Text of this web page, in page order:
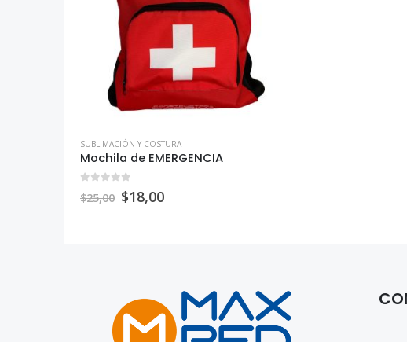
SUBLIMACIÓN Y COSTURA
Mochila de EMERGENCIA
out of 5
$25,00 $18,00